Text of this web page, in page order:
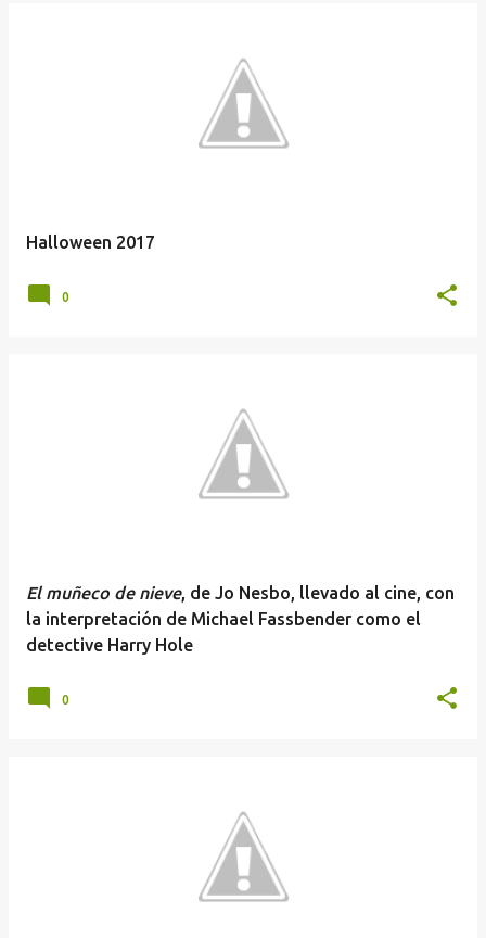
Halloween 2017
0
El muñeco de nieve, de Jo Nesbo, llevado al cine, con
la interpretación de Michael Fassbender como el
detective Harry Hole
0